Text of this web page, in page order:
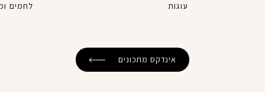
עוגות לחמים
אינדקס מתכונים